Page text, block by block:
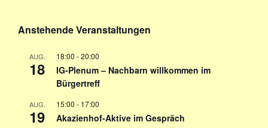
Anstehende Veranstaltungen
AUG.
18
18:00 -20:00
IG-Plenum – Nachbarn willkommen im
Bürgertreff
AUG.
19
15:00 - 17:00
Akazienhof-Aktive im Gespräch